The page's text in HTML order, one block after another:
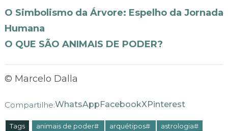
O Simbolismo da Árvore: Espelho da Jornada
Humana
O QUE SÃO ANIMAIS DE PODER?
© Marcelo Dalla
Compartilhe:WhatsApp FacebookXPinterest
Tags animais de poder# arquétipos#
astrologia#